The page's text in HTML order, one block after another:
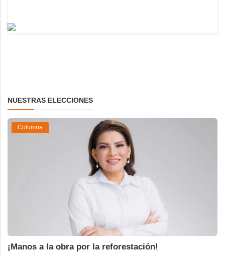
NUESTRAS ELECCIONES
Columna
¡Manos a la obra por la reforestación!